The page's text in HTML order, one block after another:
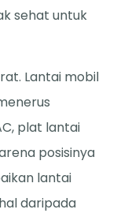
sehat untuk
Lantai mobil
plat lantai
posisinya
lantai
daripada